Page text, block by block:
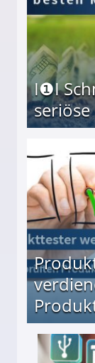
I❶I
↻ Täglich neue